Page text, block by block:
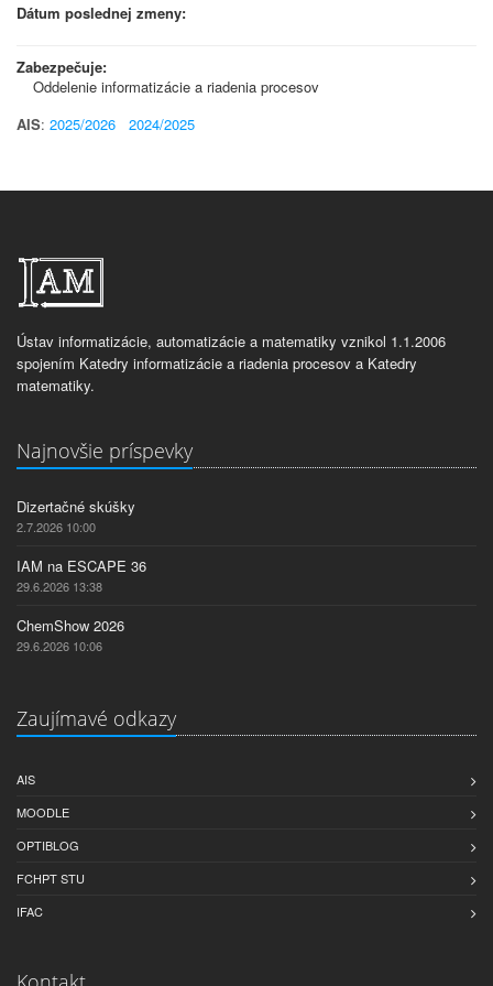
Dátum poslednej zmeny:
Zabezpečuje:
Oddelenie informatizácie a riadenia procesov
AIS: 2025/2026 2024/2025
Ústav informatizácie, automatizácie a matematiky vznikol 1.1.2006
spojením Katedry informatizácie a riadenia procesov a Katedry
matematiky.
Najnovšie príspevky
Dizertačné skúšky
2.7.2026 10:00
IAM na ESCAPE 36
29.6.2026 13:38
ChemShow 2026
29.6.2026 10:06
Zaujímavé odkazy
AIS
MOODLE
OPTIBLOG
FCHPT STU
IFAC